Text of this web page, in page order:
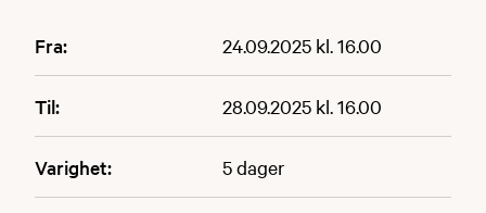
Fra: 24.09.2025 kl. 16.00
Til: 28.09.2025 kl. 16.00
Varighet: 5 dager